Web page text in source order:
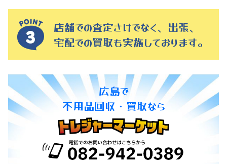
店舗での査定さけでなく、出張、
宅配での買取も実施しております。
広島で
不用品回収・買取なら